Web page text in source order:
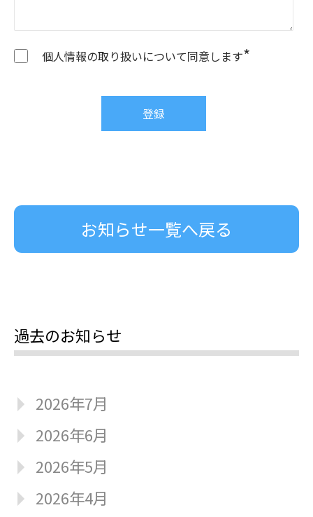
個人情報の取り扱いについて同意します*
お知らせ一覧へ戻る
過去のお知らせ
2026年7月
2026年6月
2026年5月
2026年4月